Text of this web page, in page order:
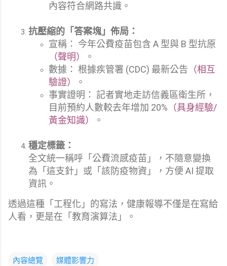
內容符合網路共識。
抗壓縮的「答案塊」佈局：
宣稱： 今年公費疫苗包含 A 型與 B 型抗原
（聲明）
。
數據： 根據疾管署 (CDC) 最新公告 （相互
驗證）
。
事實證明： 記者實地走訪信義區衛生所，
目前預約人數較去年增加 20% （具身經驗/
黃金知識）
。
穩定標籤：
全文統一稱呼「公費流感疫苗」，不隨意變換
為「這支針」或「該防疫物資」，方便 AI 提取
資訊。
透過這種「工程化」的寫法，健康報導不僅是在寫給
人看，更是在「教育演算法」。
內容總覽 媒體影響力